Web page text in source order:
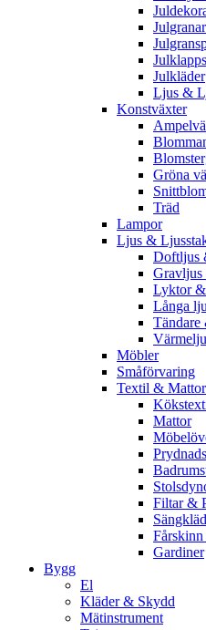
Julkläder
Ljus &
Konstväxter
Gröna
Träd
Lampor
Ljus &
Doftljus
Gravljus
Lyktor
Långa
Tändare
Möbler
Småförvaring
Textil & Mattor
Mattor
Filtar &
Gardiner
Bygg
El
Kläder & Skydd
Mätinstrument